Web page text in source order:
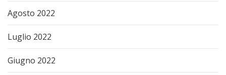
Agosto 2022
Luglio 2022
Giugno 2022